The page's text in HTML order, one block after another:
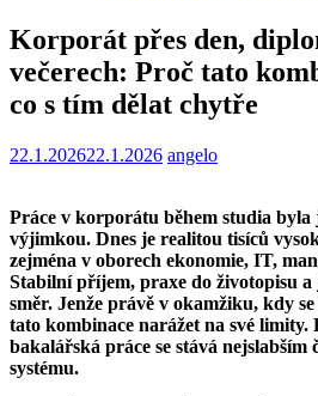
Korporát přes den,
večerech: Proč tato
co s tím dělat chytře
22.1.202622.1.2026 angelo
Práce v korporátu během studia byla
výjimkou. Dnes je realitou tisíců
zejména v oborech ekonomie, IT,
Stabilní příjem, praxe do životopisu
směr. Jenže právě v okamžiku, kdy
tato kombinace narážet na své limity.
bakalářská práce se stává
systému.